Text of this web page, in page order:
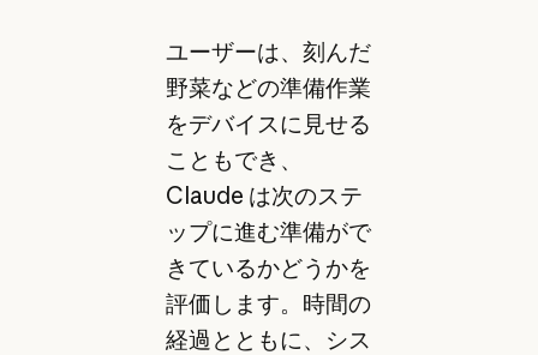
ユーザーは、刻んだ
野菜などの準備作業
をデバイスに見せる
こともでき、
Claude は次のステ
ップに進む準備がで
きているかどうかを
評価します。時間の
経過とともに、シス